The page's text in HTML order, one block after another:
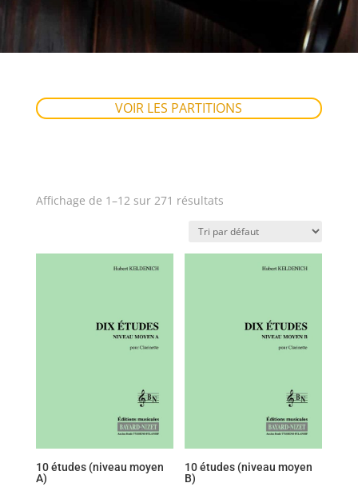
VOIR LES PARTITIONS
Affichage de 1–12 sur 271 résultats
10 études (niveau moyen
A)
10 études (niveau moyen
B)